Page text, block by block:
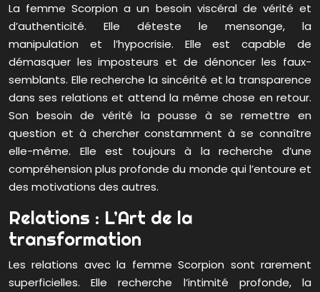
La femme Scorpion a un besoin viscéral de vérité et
d’authenticité. Elle déteste le mensonge, la
manipulation et l’hypocrisie. Elle est capable de
démasquer les imposteurs et de dénoncer les faux-
semblants. Elle recherche la sincérité et la transparence
dans ses relations et attend la même chose en retour.
Son besoin de vérité la pousse à se remettre en
question et à chercher constamment à se connaître
elle-même. Elle est toujours à la recherche d’une
compréhension plus profonde du monde qui l’entoure et
des motivations des autres.
Relations : L’Art de la
transformation
Les relations avec la femme Scorpion sont rarement
superficielles. Elle recherche l’intimité profonde, la